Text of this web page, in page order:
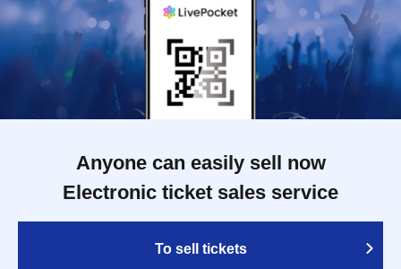
Anyone can easily sell now
Electronic ticket sales service
To sell tickets